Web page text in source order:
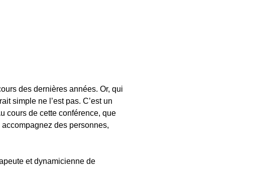
des dernières années. Or, qui
simple ne l’est pas. C’est un
cours de cette conférence, que
des personnes,
et dynamicienne de